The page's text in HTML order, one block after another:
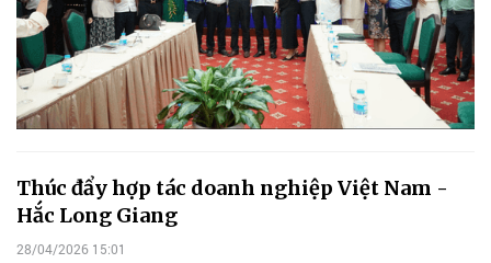
Thúc đẩy hợp tác doanh nghiệp Việt Nam -
Hắc Long Giang
28/04/2026 15:01